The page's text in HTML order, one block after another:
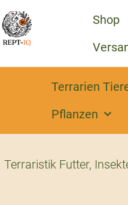
Shop
Terrarien
Pflanzen
Terraristik Futter,